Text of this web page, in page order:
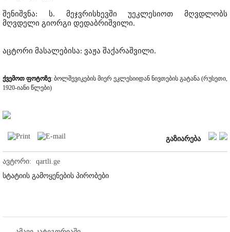
შენიშვნა: ს. მეჯვრისხევში უეკლესიოთ მღვდლობს
მღვდელი გიორგი დედაბრიშვილი.
აცტორი მასალებისა: ვაჟა შაქარაშვილი.
ქვემოთ ფოტოზე: ბოლშევიკების მიერ ეკლესიიდან ნივთების გატანა (რუსეთი,
1920-იანი წლები)
გაზიარება
ავტორი:
qartli.ge
სტატიის გამოყენების პირობები